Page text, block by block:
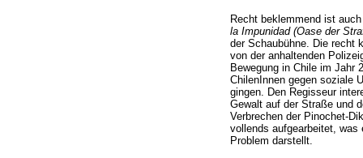
Recht beklemmend ist
la Impunidad (Oase der
der Schaubühne. Die recht
von der anhaltenden
Bewegung in Chile im Jahr
ChilenInnen gegen soziale
gingen. Den Regisseur
Gewalt auf der Straße und
Verbrechen der Pinochet-
vollends aufgearbeitet, was
Problem darstellt.